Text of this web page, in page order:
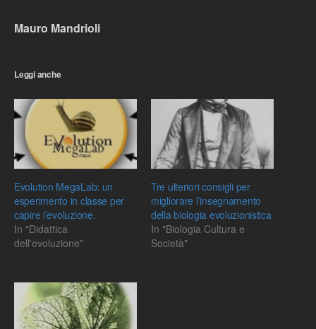
Mauro Mandrioli
Leggi anche
Evolution MegaLab: un
esperimento in classe per
capire l’evoluzione.
In "Didattica
dell'evoluzione"
Tre ulteriori consigli per
migliorare l’insegnamento
della biologia evoluzionistica
In "Biologia Cultura e
Società"